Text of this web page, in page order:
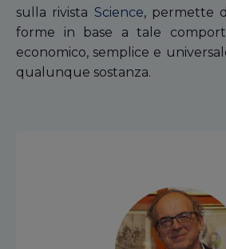
sulla rivista Science, permette
forme in base a tale
economico, semplice e
qualunque sostanza.